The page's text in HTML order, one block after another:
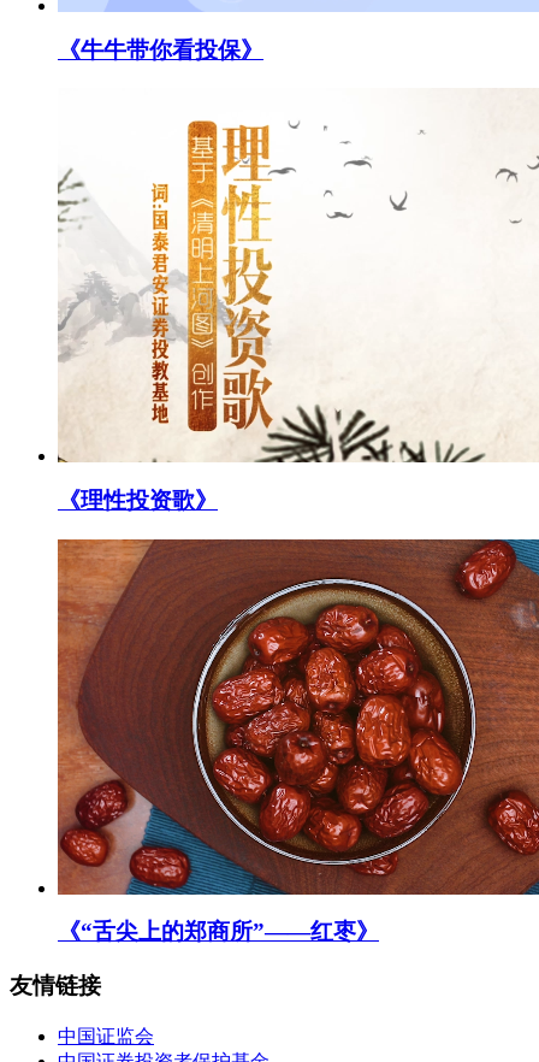
《牛牛带你看投保》
《理性投资歌》
《“舌尖上的郑商所”——红枣》
友情链接
中国证监会